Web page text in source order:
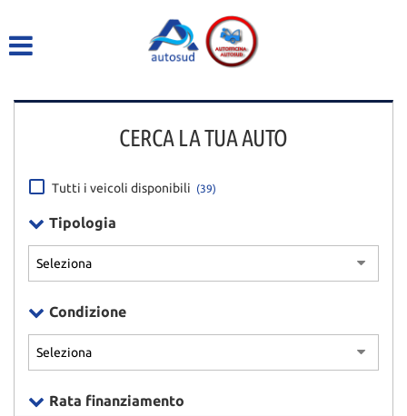
ASSISTENZA
CERCA LA TUA AUTO
Tutti i veicoli disponibili (39)
Tipologia
Condizione
Rata finanziamento